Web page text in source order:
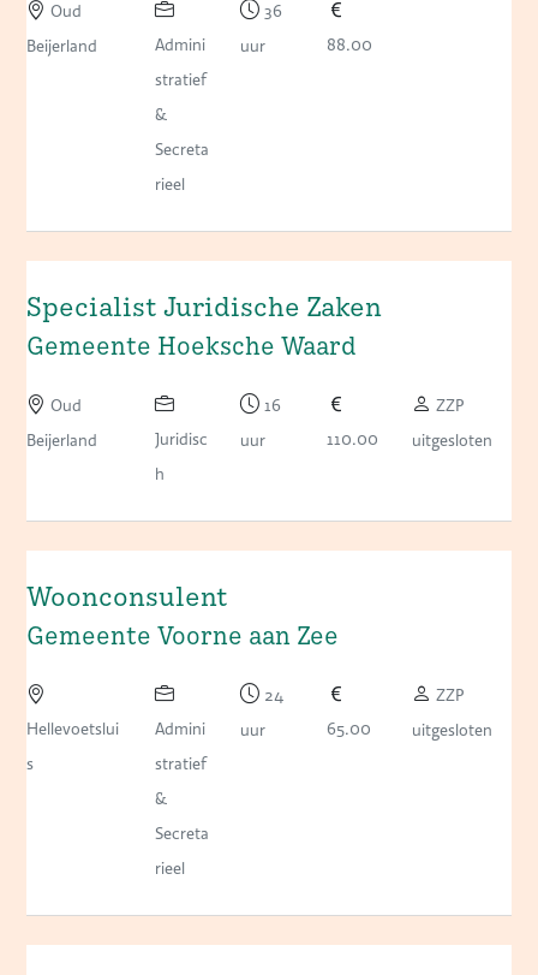
Oud
Beijerland
Admini
stratief
&
Secreta
rieel
36
uur
88.00
Specialist Juridische Zaken
Gemeente Hoeksche Waard
Oud
Beijerland
Juridisc
h
16
uur
110.00
ZZP
uitgesloten
Woonconsulent
Gemeente Voorne aan Zee
Hellevoetslui
s
Admini
stratief
&
Secreta
rieel
24
uur
65.00
ZZP
uitgesloten